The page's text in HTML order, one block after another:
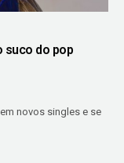
suco do pop
novos singles e se